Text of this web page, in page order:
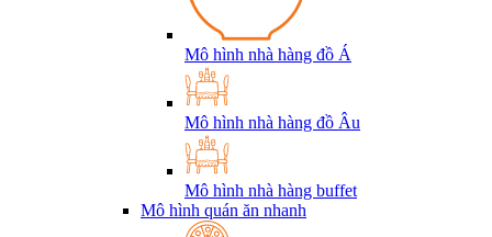
Mô hình nhà hàng đồ Á
Mô hình nhà hàng đồ Âu
Mô hình nhà hàng buffet
Mô hình quán ăn nhanh